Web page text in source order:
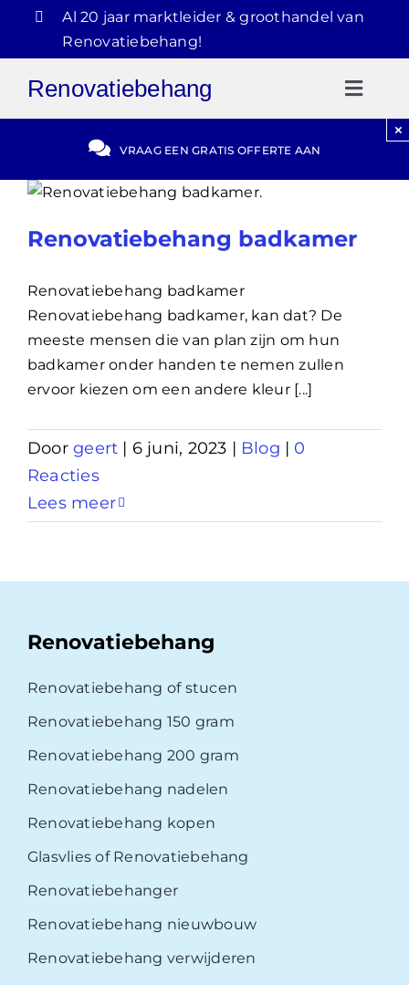
inhoud
Al 20 jaar marktleider & groothandel van
Renovatiebehang!
Renovatiebehang
Gratis Offerte
Blog
030-2072303
VRAAG EEN GRATIS OFFERTE AAN
×
Renovatiebehang badkamer
Renovatiebehang badkamer
Renovatiebehang badkamer, kan dat? De
meeste mensen die van plan zijn om hun
badkamer onder handen te nemen zullen
ervoor kiezen om een andere kleur [...]
Doorgeert | 6 juni, 2023 | Blog | 0
Reacties
Lees meer
Renovatiebehang
Renovatiebehang of stucen
Renovatiebehang 150 gram
Renovatiebehang 200 gram
Renovatiebehang nadelen
Renovatiebehang kopen
Glasvlies of Renovatiebehang
Renovatiebehanger
Renovatiebehang nieuwbouw
Renovatiebehang verwijderen